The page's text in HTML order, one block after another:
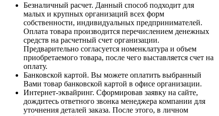
Безналичный расчет. Данный способ подходит для
малых и крупных организаций всех форм
собственности, индивидуальных предпринимателей.
Оплата товара производится перечислением денежных
средств на расчетный счет организации.
Предварительно согласуется номенклатура и объем
приобретаемого товара, после чего выставляется счет на
оплату.
Банковской картой. Вы можете оплатить выбранный
Вами товар банковской картой в офисе организации.
Интернет-эквайринг. Сформировав заявку на сайте,
дождитесь ответного звонка менеджера компании для
уточнения деталей заказа. После этого, в личном